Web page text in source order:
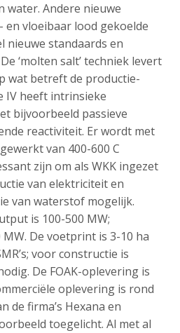
water. Andere nieuwe
en vloeibaar lood gekoelde
nieuwe standaards en
‘molten salt’ techniek levert
wat betreft de productie-
IV heeft intrinsieke
bijvoorbeeld passieve
reactiviteit. Er wordt met
van 400-600 C
zijn om als WKK ingezet
van elektriciteit en
van waterstof mogelijk.
is 100-500 MW;
De voetprint is 3-10 ha
voor constructie is
De FOAK-oplevering is
oplevering is rond
de firma’s Hexana en
toegelicht. Al met al